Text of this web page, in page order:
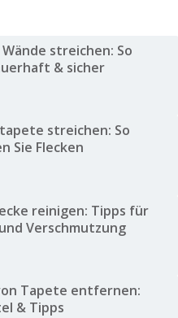
streichen: So
& sicher
streichen: So
Sie Flecken
reinigen: Tipps für
Verschmutzung
Tapete entfernen:
& Tipps